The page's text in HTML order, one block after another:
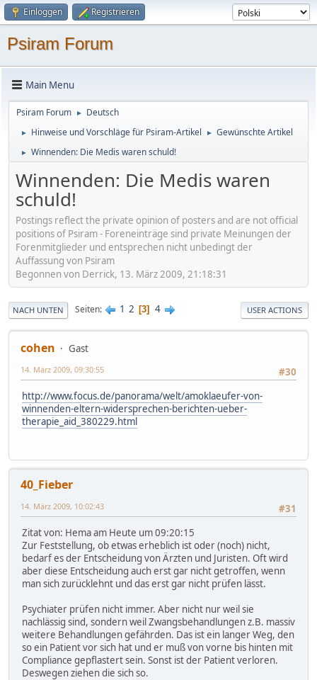
Einloggen Registrieren
Psiram Forum
Main Menu
Psiram Forum ► Deutsch
► Hinweise und Vorschläge für Psiram-Artikel ► Gewünschte Artikel
► Winnenden: Die Medis waren schuld!
Winnenden: Die Medis waren
schuld!
Postings reflect the private opinion of posters and are not official
positions of Psiram - Foreneinträge sind private Meinungen der
Forenmitglieder und entsprechen nicht unbedingt der
Auffassung von Psiram
Begonnen von Derrick, 13. März 2009, 21:18:31
NACH UNTEN Seiten 1 2 3 4 USER ACTIONS
cohen
Gast
#30
14. März 2009, 09:30:55
http://www.focus.de/panorama/welt/amoklaeufer-von-
winnenden-eltern-widersprechen-berichten-ueber-
therapie_aid_380229.html
40_Fieber
#31
14. März 2009, 10:02:43
Zitat von: Hema am Heute um 09:20:15
Zur Feststellung, ob etwas erheblich ist oder (noch) nicht,
bedarf es der Entscheidung von Ärzten und Juristen. Oft wird
aber diese Entscheidung auch erst gar nicht getroffen, wenn
man sich zurücklehnt und das erst gar nicht prüfen lässt.
Psychiater prüfen nicht immer. Aber nicht nur weil sie
nachlässig sind, sondern weil Zwangsbehandlungen z.B. massiv
weitere Behandlungen gefährden. Das ist ein langer Weg, den
so ein Patient vor sich hat und er muß von vorne bis hinten mit
Compliance gepflastert sein. Sonst ist der Patient verloren.
Deswegen ziehen die sich so.